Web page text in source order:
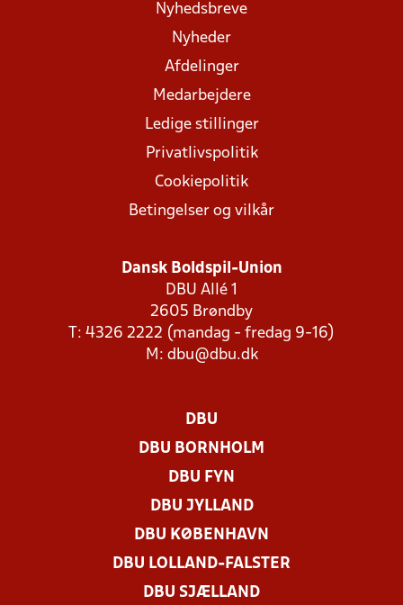
Nyhedsbreve
Nyheder
Afdelinger
Medarbejdere
Ledige stillinger
Privatlivspolitik
Cookiepolitik
Betingelser og vilkår
Dansk Boldspil-Union
DBU Allé 1
2605 Brøndby
T: 4326 2222 (mandag - fredag 9-16)
M: dbu@dbu.dk
DBU
DBU BORNHOLM
DBU FYN
DBU JYLLAND
DBU KØBENHAVN
DBU LOLLAND-FALSTER
DBU SJÆLLAND